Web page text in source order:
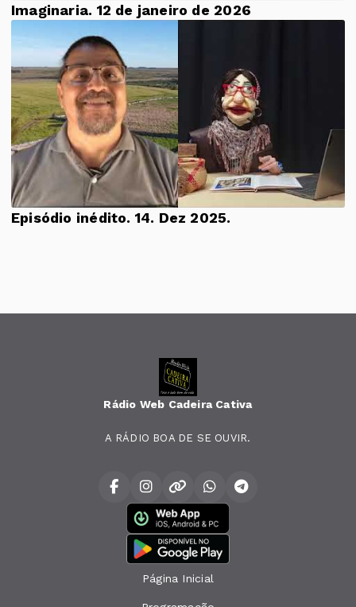
Imaginaria. 12 de janeiro de 2026
Episódio inédito. 14. Dez 2025.
Rádio Web Cadeira Cativa
A RÁDIO BOA DE SE OUVIR.
Página Inicial